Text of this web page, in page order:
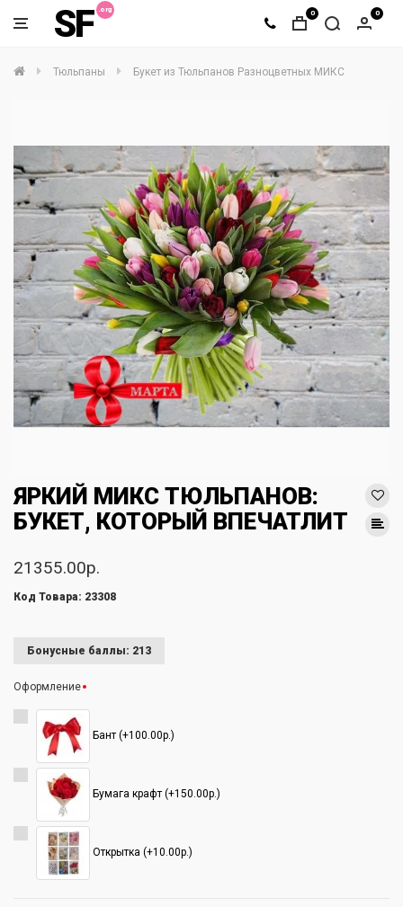
SF 0 0
Тюльпаны Букет из Тюльпанов Разноцветных МИКС
ЯРКИЙ МИКС ТЮЛЬПАНОВ:
БУКЕТ, КОТОРЫЙ ВПЕЧАТЛИТ
21355.00р.
Код Товара: 23308
Бонусные баллы: 213
Оформление
Бант (+100.00р.)
Бумага крафт (+150.00р.)
Открытка (+10.00р.)